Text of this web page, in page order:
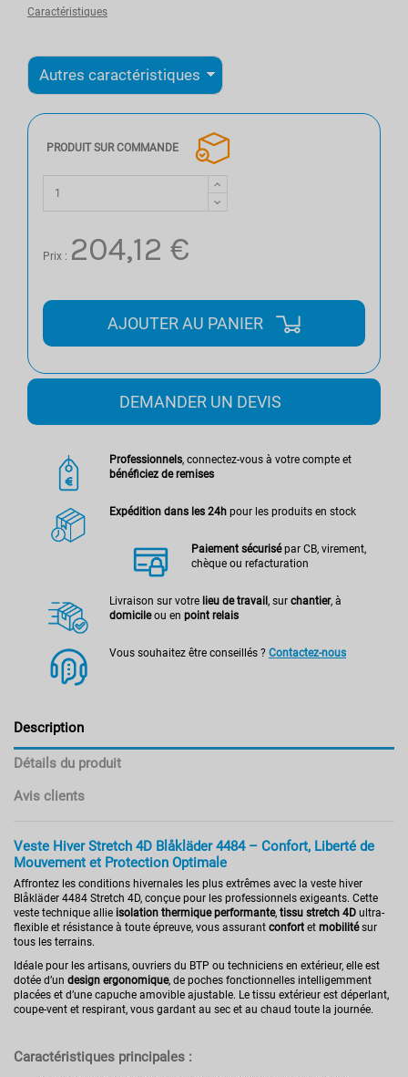
Caractéristiques
PRODUIT SUR COMMANDE
Prix : 204,12 €
AJOUTER AU PANIER
DEMANDER UN DEVIS
Professionnels, connectez-vous à votre compte et
bénéficiez de remises
Expédition dans les 24h pour les produits en stock
Paiement sécurisépar CB, virement,
chèque ou refacturation
Livraison sur votre lieu de travail , sur chantier, à
domicileou en point relais
Vous souhaitez être conseillés ? Contactez-nous
Description
Détails du produit
Avis clients
Veste Hiver Stretch 4D Blåkläder 4484 – Confort, Liberté de
Mouvement et Protection Optimale
Affrontez les conditions hivernales les plus extrêmes avec la veste hiver
Blåkläder 4484 Stretch 4D, conçue pour les professionnels exigeants. Cette
veste technique allie isolation thermique performante, tissu stretch 4D ultra-
flexible et résistance à toute épreuve, vous assurant confort et mobilitésur
tous les terrains.
Idéale pour les artisans, ouvriers du BTP ou techniciens en extérieur, elle est
dotée d’un design ergonomique, de poches fonctionnelles intelligemment
placées et d’une capuche amovible ajustable. Le tissu extérieur est déperlant,
coupe-vent et respirant, vous gardant au sec et au chaud toute la journée.
Caractéristiques principales :